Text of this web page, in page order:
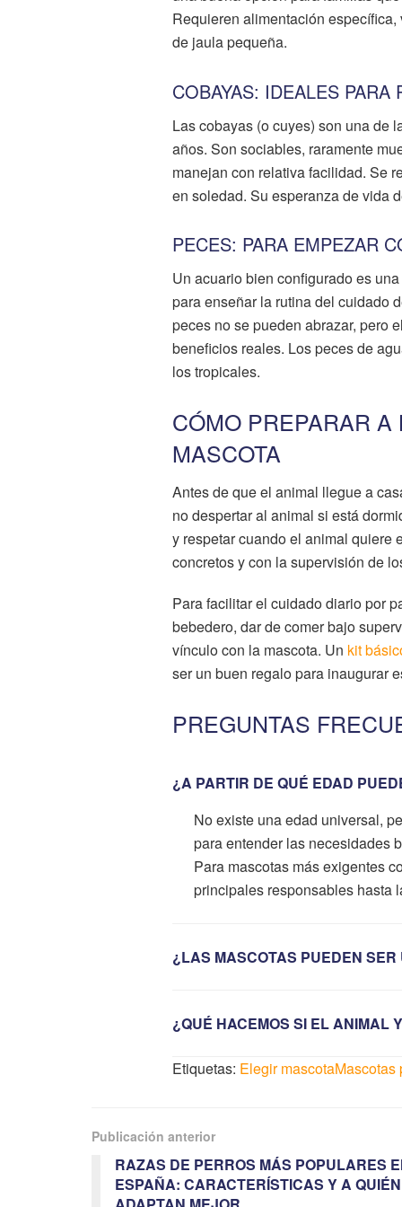
Requieren alimentación
de jaula pequeña.
COBAYAS: IDEALES
Las cobayas (o cuyes) son una de
años. Son sociables, raramente
manejan con relativa facilidad. Se
en soledad. Su esperanza de vida
PECES: PARA EMPEZAR
Un acuario bien configurado es
para enseñar la rutina del cuidado
peces no se pueden abrazar, pero
beneficios reales. Los peces de
los tropicales.
CÓMO PREPARAR
MASCOTA
Antes de que el animal llegue a
no despertar al animal si está
y respetar cuando el animal quiere
concretos y con la supervisión de
Para facilitar el cuidado diario por
bebedero, dar de comer bajo
vínculo con la mascota. Un kit
ser un buen regalo para inaugurar
PREGUNTAS
¿A PARTIR DE QUÉ EDAD
No existe una edad universal,
para entender las necesidades
Para mascotas más exigentes
principales responsables hasta
¿LAS MASCOTAS PUEDEN
¿QUÉ HACEMOS SI EL ANIMAL
Etiquetas: Elegir mascotaMascotas
Publicación anterior
RAZAS DE PERROS MÁS POPULARES
ESPAÑA: CARACTERÍSTICAS Y A